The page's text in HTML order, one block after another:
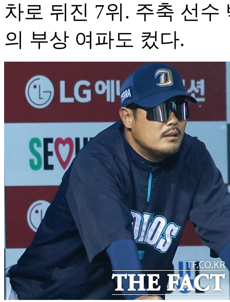
차로 뒤진 7위. 주축 선
의 부상 여파도 컸다.